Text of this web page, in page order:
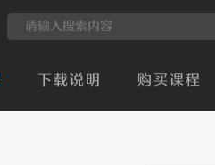
下载说明 购买课程